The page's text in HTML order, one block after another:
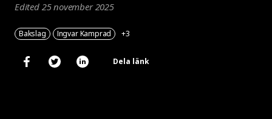
Edited 25 november 2025
Dela länk
Bakslag Ingvar Kamprad +3